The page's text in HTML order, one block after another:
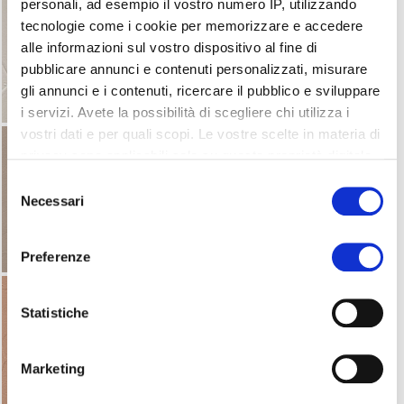
personali, ad esempio il vostro numero IP, utilizzando
tecnologie come i cookie per memorizzare e accedere
alle informazioni sul vostro dispositivo al fine di
pubblicare annunci e contenuti personalizzati, misurare
gli annunci e i contenuti, ricercare il pubblico e sviluppare
i servizi. Avete la possibilità di scegliere chi utilizza i
vostri dati e per quali scopi. Le vostre scelte in materia di
modificare o revocare il proprio consenso in qualsiasi
momento dalla Dichiarazione sui cookie o facendo clic
raccogliere informazioni sulla tua posizione
geografica, con un'approssimazione di qualche
Identificare il tuo dispositivo, scansionandolo
delNecessari
Preferenze
Statistiche
Marketing